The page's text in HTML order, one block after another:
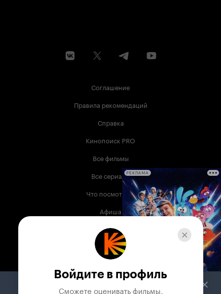
Соглашение
Правила рекомендаций
Справка
Кинопоиск PRO
Все фильмы
Все сериалы
Что посмотреть
Афиша
Музыка
Телепрограмма
Служба поддержки
РЕКЛАМА
Войдите в профиль
Сможете оценивать фильмы,